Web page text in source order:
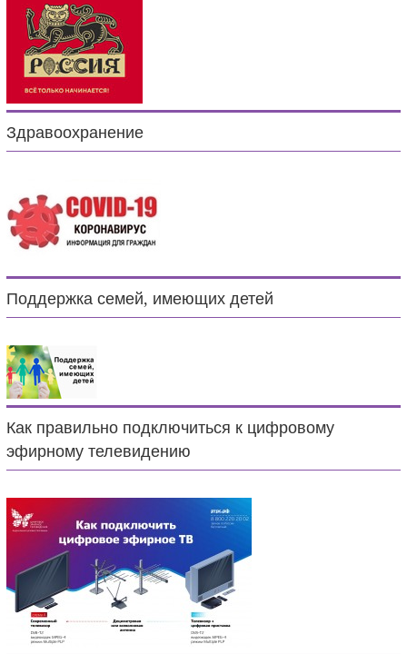
Здравоохранение
Поддержка семей, имеющих детей
Как правильно подключиться к цифровому
эфирному телевидению